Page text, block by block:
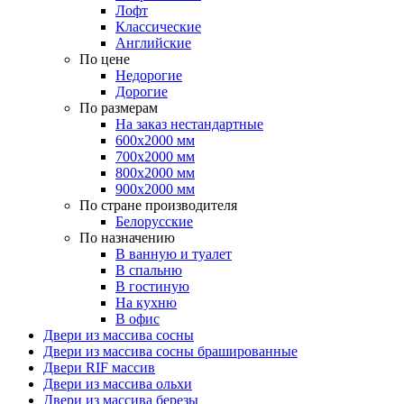
Лофт
Классические
Английские
По цене
Недорогие
Дорогие
По размерам
На заказ нестандартные
600х2000 мм
700х2000 мм
800х2000 мм
900х2000 мм
По стране производителя
Белорусские
По назначению
В ванную и туалет
В спальню
В гостиную
На кухню
В офис
Двери из массива сосны
Двери из массива сосны брашированные
Двери RIF массив
Двери из массива ольхи
Двери из массива березы